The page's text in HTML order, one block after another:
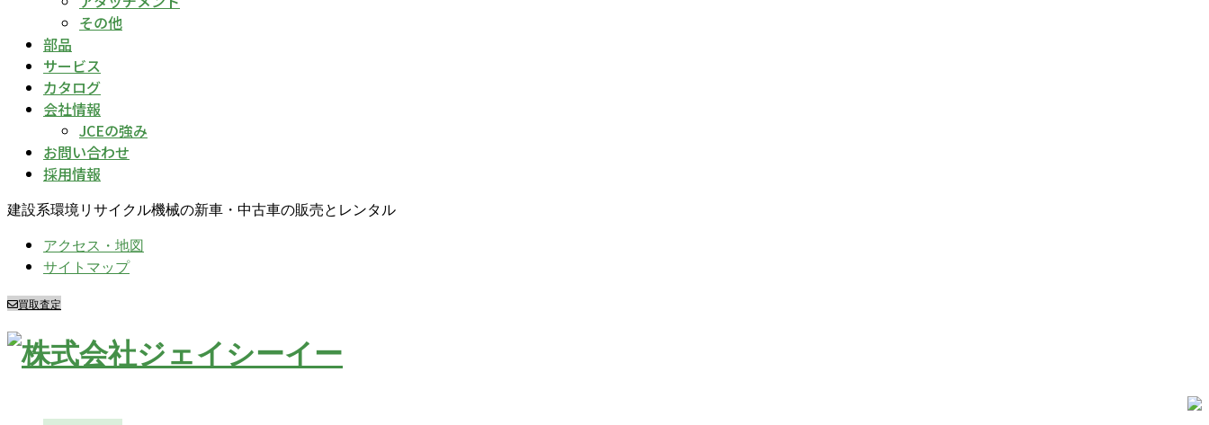
その他
部品
サービス
カタログ
会社情報
JCEの強み
お問い合わせ
採用情報
建設系環境リサイクル機械の新車・中古車の販売とレンタル
アクセス・地図
サイトマップ
買取査定